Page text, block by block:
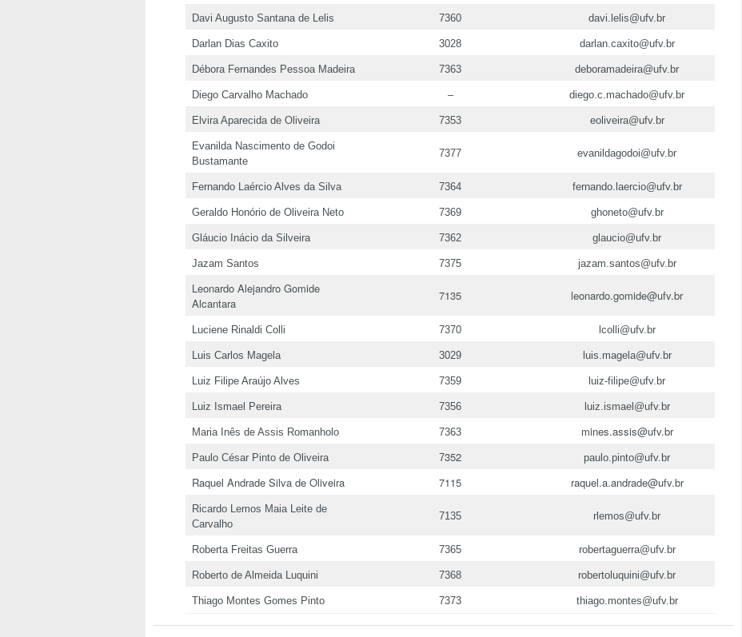
Davi Augusto Santana de Lelis 7360 davi.lelis@ufv.br
Darlan Dias Caxito 3028 darlan.caxito@ufv.br
Débora Fernandes Pessoa Madeira 7363 deboramadeira@ufv.br
Diego Carvalho Machado – diego.c.machado@ufv.br
Elvira Aparecida de Oliveira 7353 eoliveira@ufv.br
Evanilda Nascimento de Godoi
Bustamante
7377 evanildagodoi@ufv.br
Fernando Laércio Alves da Silva 7364 fernando.laercio@ufv.br
Geraldo Honório de Oliveira Neto 7369 ghoneto@ufv.br
Gláucio Inácio da Silveira 7362 glaucio@ufv.br
Jazam Santos 7375 jazam.santos@ufv.br
Leonardo Alejandro Gomide
Alcantara
7135 leonardo.gomide@ufv.br
Luciene Rinaldi Colli 7370 lcolli@ufv.br
Luis Carlos Magela 3029 luis.magela@ufv.br
Luiz Filipe Araújo Alves 7359 luiz-filipe@ufv.br
Luiz Ismael Pereira 7356 luiz.ismael@ufv.br
Maria Inês de Assis Romanholo 7363 mines.assis@ufv.br
Paulo César Pinto de Oliveira 7352 paulo.pinto@ufv.br
Raquel Andrade Silva de Oliveira 7115 raquel.a.andrade@ufv.br
Ricardo Lemos Maia Leite de
Carvalho
7135 rlemos@ufv.br
Roberta Freitas Guerra 7365 robertaguerra@ufv.br
Roberto de Almeida Luquini 7368 robertoluquini@ufv.br
Thiago Montes Gomes Pinto 7373 thiago.montes@ufv.br